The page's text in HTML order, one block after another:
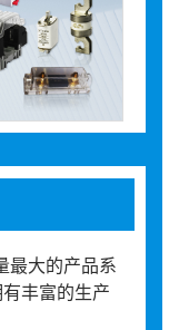
最大的产品系
丰富的生产